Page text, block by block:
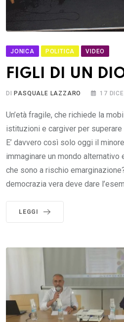
JONICA POLITICA VIDEO
FIGLI DI UN
DI PASQUALE LAZZARO 17
Un’età fragile, che richiede la
istituzioni e cargiver per
E’ davvero così solo oggi il
immaginare un mondo alternativo
che sono a rischio
democrazia vera deve dare
LEGGI